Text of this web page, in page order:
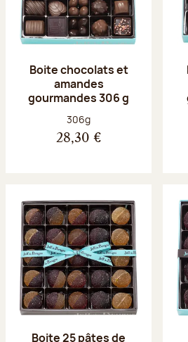
Boite chocolats et
amandes
gourmandes 306 g
Poids net :
306g
28,30 €
Boite 25 pâtes de